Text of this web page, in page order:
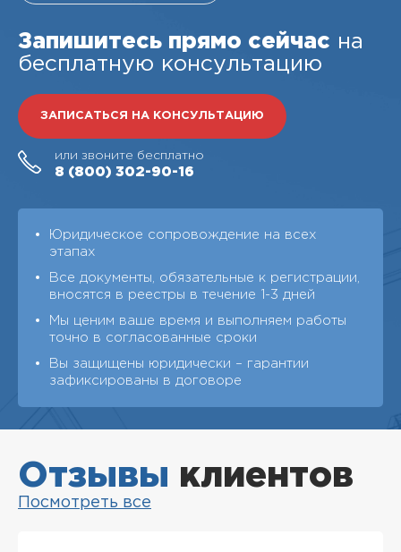
Запишитесь прямо сейчас на
бесплатную консультацию
ЗАПИСАТЬСЯ НА КОНСУЛЬТАЦИЮ
или звоните бесплатно
8 (800) 302-90-16
Юридическое сопровождение на всех
этапах
Все документы, обязательные к регистрации,
вносятся в реестры в течение 1-3 дней
Мы ценим ваше время и выполняем работы
точно в согласованные сроки
Вы защищены юридически – гарантии
зафиксированы в договоре
Отзывы клиентов
Посмотреть все